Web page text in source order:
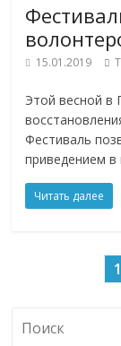
15.01.2019
Этой весной в
Фестиваль
приведением в
Читать далее
1